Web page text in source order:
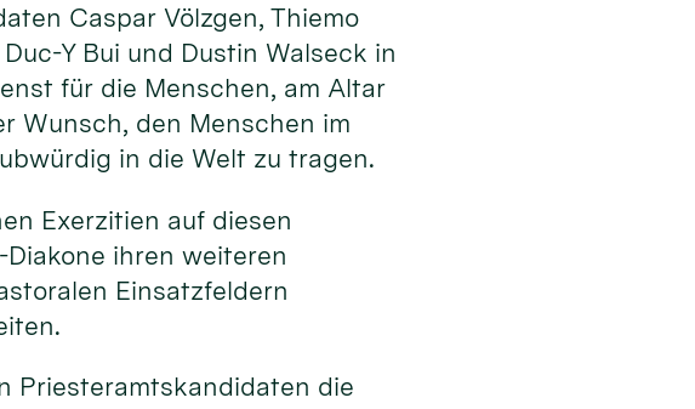
Caspar Völzgen, Thiemo
Duc-Y Bui und Dustin Walseck in
für die Men­schen, am Altar
Wunsch, den Menschen im
in die Welt zu tragen.
Exerzitien auf diesen
ihren weiteren
Einsatzfeldern
Priesteramtskandidaten die